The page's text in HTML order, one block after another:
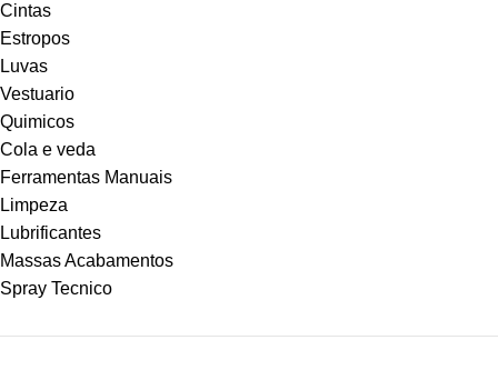
Cintas
Estropos
Luvas
Vestuario
Quimicos
Cola e veda
Ferramentas Manuais
Limpeza
Lubrificantes
Massas Acabamentos
Spray Tecnico